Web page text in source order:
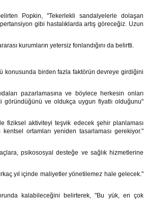
Popkin, "Tekerlekli sandalyelerle dolaşan
gibi hastalıklarda artış göreceğiz. Uzun
kurumların yetersiz fonlandığını da belirtti.
konusunda birden fazla faktörün devreye girdiğini
pazarlamasına ve böylece herkesin onları
ve oldukça uygun fiyatlı olduğunu"
fiziksel aktiviteyi teşvik edecek şehir planlaması
kentsel ortamları yeniden tasarlaması gerekiyor."
psikososyal desteğe ve sağlık hizmetlerine
yıl içinde maliyetler yönetilemez hale gelecek."
kalabileceğini belirterek, "Bu yük, en çok